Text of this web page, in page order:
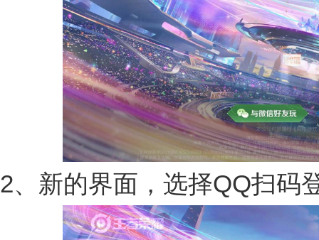
2、新的界面，选择QQ扫码